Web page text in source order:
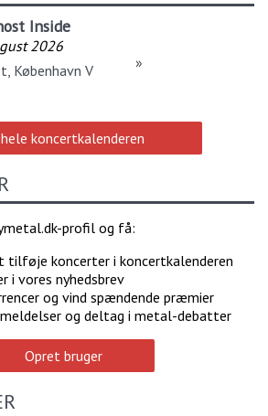
Inside
2026
København V
»
koncertkalenderen
profil og få:
tilføje koncerter i koncertkalenderen
i vores nyhedsbrev
og vind spændende præmier
og deltag i metal-debatter
Opret bruger